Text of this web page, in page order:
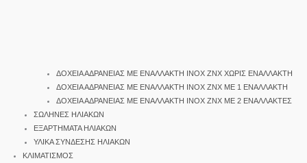
ΔΟΧΕΙΑ ΑΔΡΑΝΕΙΑΣ ΜΕ ΕΝΑΛΛΑΚΤΗ INOX ΖΝΧ ΧΩΡΙΣ ΕΝΑΛΛΑΚΤΗ
ΔΟΧΕΙΑ ΑΔΡΑΝΕΙΑΣ ΜΕ ΕΝΑΛΛΑΚΤΗ INOX ΖΝΧ ΜΕ 1 ΕΝΑΛΛΑΚΤΗ
ΔΟΧΕΙΑ ΑΔΡΑΝΕΙΑΣ ΜΕ ΕΝΑΛΛΑΚΤΗ INOX ΖΝΧ ΜΕ 2 ΕΝΑΛΛΑΚΤΕΣ
ΣΩΛΗΝΕΣ ΗΛΙΑΚΩΝ
ΕΞΑΡΤΗΜΑΤΑ ΗΛΙΑΚΩΝ
ΥΛΙΚΑ ΣΥΝΔΕΣΗΣ ΗΛΙΑΚΩΝ
ΚΛΙΜΑΤΙΣΜΟΣ